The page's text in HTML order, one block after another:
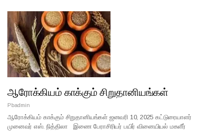
ஆரோக்கியம் காக்கும் சிறுதானியங்கள்
Pbadmin
ஆரோக்கியம் காக்கும் சிறுதானியங்கள் ஜனவரி 10, 2025 கட்டுரையாளர்
முனைவர் எஸ். நித்திலா இணை பேராசிரியர் பயிர் வினையியல் மகளீர்